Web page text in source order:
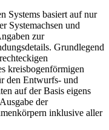
Systems basiert auf nur
Systemachsen und
zur
Grundlegend
kreisbogenförmigen
den Entwurfs- und
auf der Basis eigens
der
inklusive aller